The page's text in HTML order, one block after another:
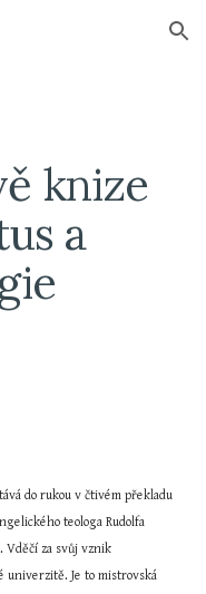
Skip to navigation
knize
a
do rukou v čtivém překladu
teologa Rudolfa
. Vděčí za svůj vznik
univerzitě. Je to mistrovská